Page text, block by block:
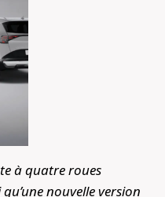
à quatre roues
nouvelle version